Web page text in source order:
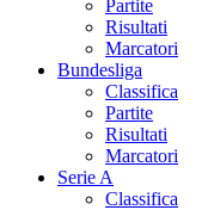
Partite
Risultati
Marcatori
Bundesliga
Classifica
Partite
Risultati
Marcatori
Serie A
Classifica